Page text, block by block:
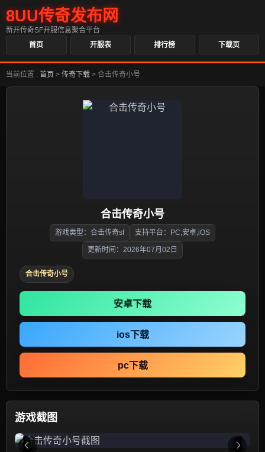
8UU传奇发布网
新开传奇SF开服信息聚合平台
首页
开服表 排行榜 下载页
当前位置 : 首页 > 传奇下载 > 合击传奇小号
合击传奇小号
游戏类型：合击传奇sf 支持平台：PC,安卓,iOS
更新时间：2026年07月02日
合击传奇小号
安卓下载
ios下载
pc下载
游戏截图